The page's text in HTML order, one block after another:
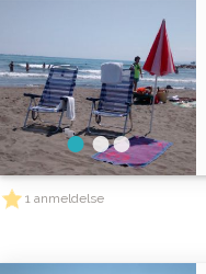
1 anmeldelse